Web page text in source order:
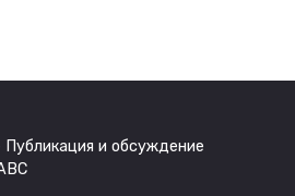
и обсуждение